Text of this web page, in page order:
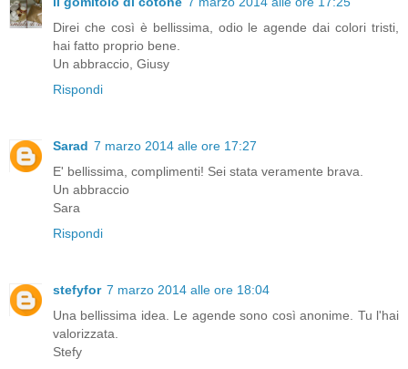
Direi che così è bellissima, odio le agende dai colori tristi,
hai fatto proprio bene.
Un abbraccio, Giusy
Rispondi
Sarad 7 marzo 2014 alle ore 17:27
E' bellissima, complimenti! Sei stata veramente brava.
Un abbraccio
Sara
Rispondi
stefyfor 7 marzo 2014 alle ore 18:04
Una bellissima idea. Le agende sono così anonime. Tu l'hai
valorizzata.
Stefy